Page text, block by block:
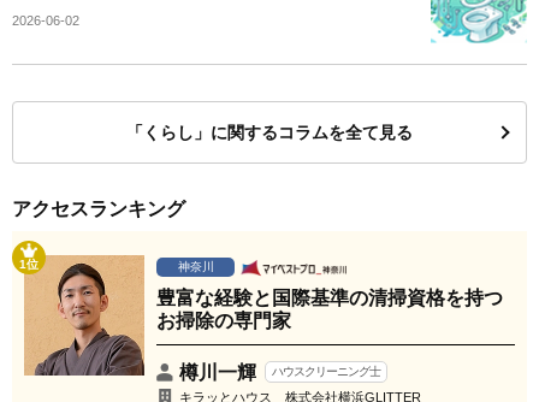
2026-06-02
「くらし」に関するコラムを全て見る
アクセスランキング
1位 神奈川
豊富な経験と国際基準の清掃資格を持つ
お掃除の専門家
樽川一輝 ハウスクリーニング士
キラッとハウス 株式会社横浜GLITTER